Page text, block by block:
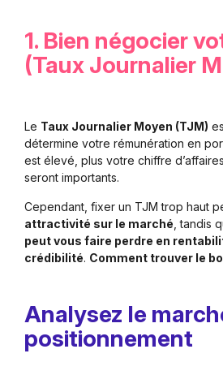
1. Bien négocier
(Taux Journalier
Le Taux Journalier Moyen (TJM)
détermine votre rémunération en
est élevé, plus votre chiffre
seront importants.
Cependant, fixer un TJM trop haut
attractivité sur le marché , tandis
peut vous faire perdre en
crédibilité. Comment trouver le
Analysez le
positionnement